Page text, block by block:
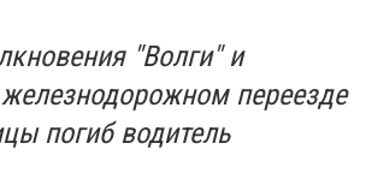
"Волги" и
железнодорожном переезде
погиб водитель